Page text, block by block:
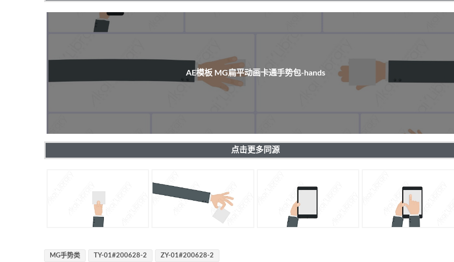
AE模板 MG扁平动画卡通手势包-hands
点击更多同源
MG手势类 TY-01#200628-2 ZY-01#200628-2